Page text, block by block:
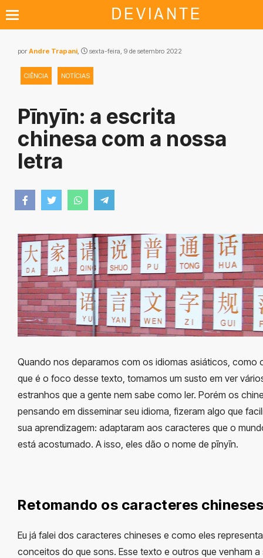
por Andre Trapani, sexta-feira, 9 de setembro 2022
CIÊNCIA NOTÍCIAS
Pīnyīn: a escrita
chinesa com a nossa
letra
Quando nos deparamos com os idiomas asiáticos, como
que é o foco desse texto, tomamos um susto em ver
estranhos que a gente nem sabe como ler. Porém os
pensando em disseminar seu idioma, fizeram algo que
sua aprendizagem: adaptaram aos caracteres que o
está acostumado. A isso, eles dão o nome de pīnyīn.
Retomando os caracteres chineses
Eu já falei dos caracteres chineses e como eles
conceitos do que sons. Esse texto e outros que venham a